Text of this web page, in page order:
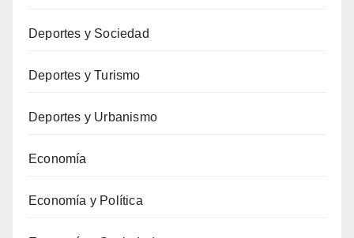
Deportes y Sociedad
Deportes y Turismo
Deportes y Urbanismo
Economía
Economía y Política